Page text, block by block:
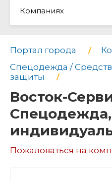
Компаниях
Портал города
Спецодежда /
защиты
Восток-
Пожаловаться на